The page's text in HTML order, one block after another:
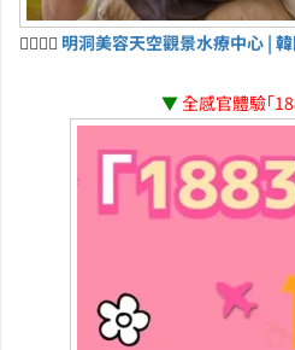
💆‍♀️💆‍♂️ 明洞美容天空觀景水療中心 |
▼全感官體驗「